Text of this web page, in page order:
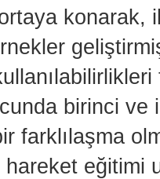
birinci ve
farklılaşma
eğitimi